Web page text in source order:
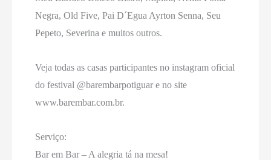
Negra, Old Five, Pai D´Egua Ayrton Senna, Seu
Pepeto, Severina e muitos outros.
Veja todas as casas participantes no instagram oficial
do festival @barembarpotiguar e no site
www.barembar.com.br.
Serviço:
Bar em Bar – A alegria tá na mesa!